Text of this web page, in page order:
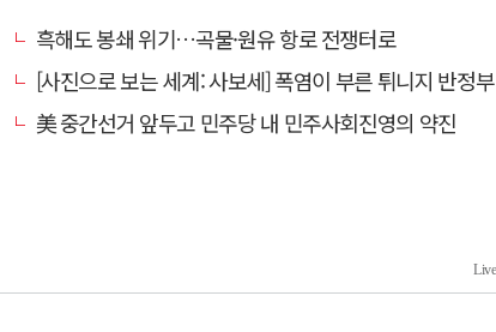
흑해도 봉쇄 위기…곡물·원유 항로 전쟁터로
[사진으로 보는 세계: 사보세] 폭염이 부른 튀니지 반정부 시위
美 중간선거 앞두고 민주당 내 민주사회진영의 약진